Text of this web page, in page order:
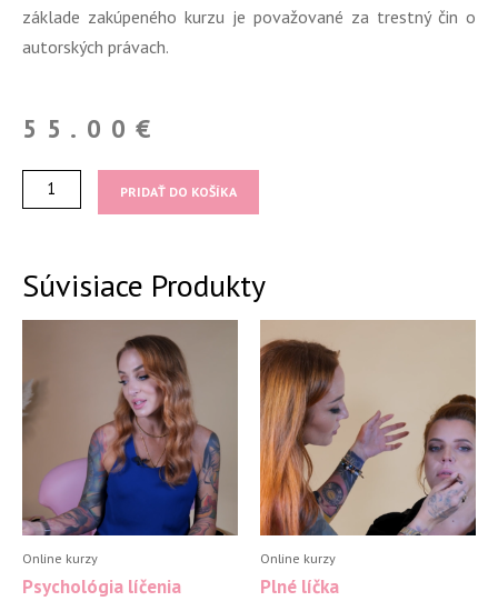
základe zakúpeného kurzu je považované za trestný čin o
autorských právach.
55.00 €
množstvo
Starostlivosť
PRIDAŤ DO KOŠÍKA
Súvisiace Produkty
Online kurzy
Psychológia líčenia
Online kurzy
Plné líčka